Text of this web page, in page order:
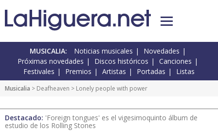
MUSICALIA: Noticias musicales
Novedades
Próximas novedades
Discos históricos
Canciones
Festivales
Premios Artistas Portadas Listas
Musicalia > Deafheaven > Lonely people with power
Destacado: 'Foreign tongues' es el vigesimoquinto álbum de
estudio de los Rolling Stones